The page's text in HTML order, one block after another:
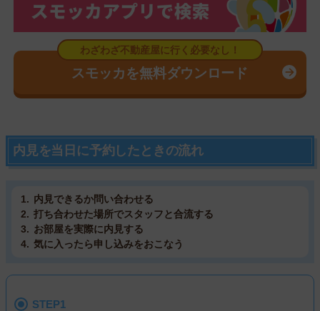
スモッカを無料ダウンロード
内見を当日に予約したときの流れ
内見できるか問い合わせる
打ち合わせた場所でスタッフと合流する
お部屋を実際に内見する
気に入ったら申し込みをおこなう
STEP1